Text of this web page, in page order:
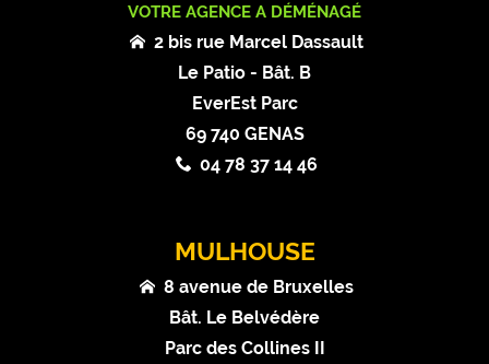
VOTRE AGENCE A DÉMÉNAGÉ
2 bis rue Marcel Dassault
Le Patio - Bât. B
EverEst Parc
69 740 GENAS
04 78 37 14 46
MULHOUSE
8 avenue de Bruxelles
Bât. Le Belvédère
Parc des Collines II